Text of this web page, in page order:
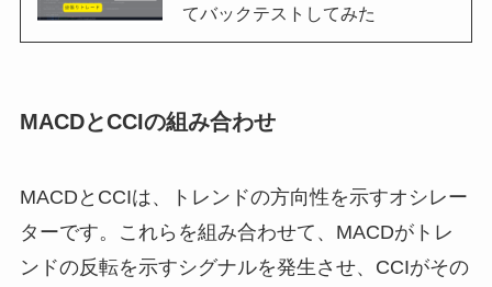
てバックテストしてみた
MACDとCCIの組み合わせ
MACDとCCIは、トレンドの方向性を示すオシレー
ターです。これらを組み合わせて、MACDがトレ
ンドの反転を示すシグナルを発生させ、CCIがその